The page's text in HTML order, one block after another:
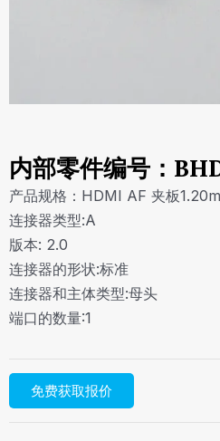
内部零件编号：
产品规格：HDMI AF 夹板
连接器类型:A
版本: 2.0
连接器的形状:标准
连接器和主体类型:母头
端口的数量:1
免费获取报价